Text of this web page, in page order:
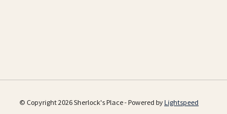
© Copyright 2026 Sherlock's Place - Powered byLightspeed